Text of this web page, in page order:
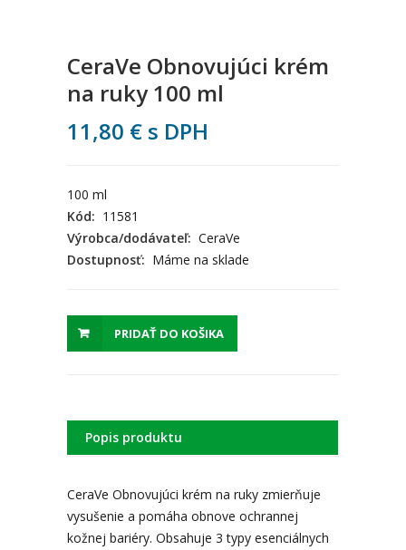
CeraVe Obnovujúci krém
na ruky 100 ml
11,80 € s DPH
100 ml
Kód: 11581
Výrobca/dodávateľ: CeraVe
Dostupnosť: Máme na sklade
PRIDAŤ DO KOŠIKA
Popis produktu
CeraVe Obnovujúci krém na ruky zmierňuje
vysušenie a pomáha obnove ochrannej
kožnej bariéry. Obsahuje 3 typy esenciálnych